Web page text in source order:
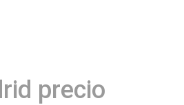
precio